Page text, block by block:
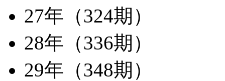
27年（324期）
28年（336期）
29年（348期）